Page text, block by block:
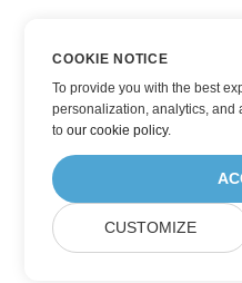
COOKIE NOTICE
To provide you with the best
personalization, analytics, and
toour cookie policy.
CUSTOMIZE